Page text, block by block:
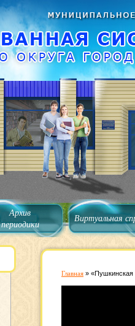
Архив
периодики
Виртуальная
Главная » «Пушкинская